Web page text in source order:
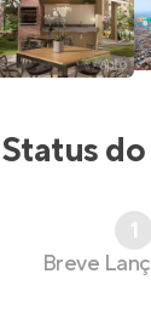
Status do
1
Breve